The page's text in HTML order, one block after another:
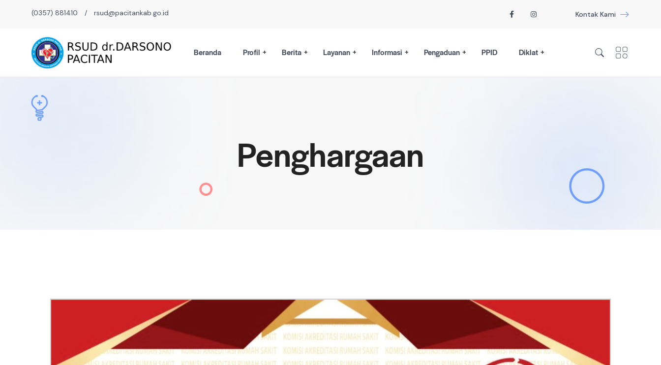
(0357) 881410 / rsud@pacitankab.go.id Kontak Kami
Beranda Profil Berita Layanan Informasi Pengaduan PPID Diklat
Penghargaan